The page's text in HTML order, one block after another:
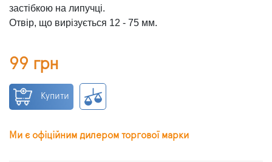
застібкою на липучці.
Отвір, що вирізується 12 - 75 мм.
99 грн
Купити
Ми є офіційним дилером торгової марки